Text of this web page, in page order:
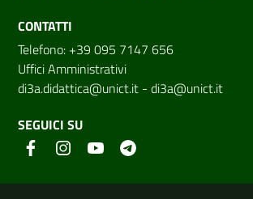
CONTATTI
Telefono: +39 095 7147 656
Uffici Amministrativi
di3a.didattica@unict.it - di3a@unict.it
SEGUICI SU